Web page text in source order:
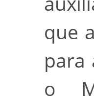
que
para
o